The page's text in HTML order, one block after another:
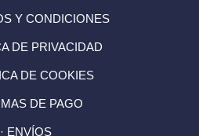
Y CONDICIONES
DE PRIVACIDAD
DE COOKIES
DE PAGO
· ENVÍOS